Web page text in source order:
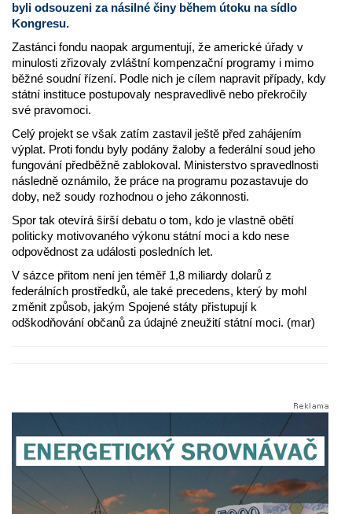
byli odsouzeni za násilné činy během útoku na sídlo
Kongresu.
Zastánci fondu naopak argumentují, že americké úřady v
minulosti zřizovaly zvláštní kompenzační programy i mimo
běžné soudní řízení. Podle nich je cílem napravit případy, kdy
státní instituce postupovaly nespravedlivě nebo překročily
své pravomoci.
Celý projekt se však zatím zastavil ještě před zahájením
výplat. Proti fondu byly podány žaloby a federální soud jeho
fungování předběžně zablokoval. Ministerstvo spravedlnosti
následně oznámilo, že práce na programu pozastavuje do
doby, než soudy rozhodnou o jeho zákonnosti.
Spor tak otevírá širší debatu o tom, kdo je vlastně obětí
politicky motivovaného výkonu státní moci a kdo nese
odpovědnost za události posledních let.
V sázce přitom není jen téměř 1,8 miliardy dolarů z
federálních prostředků, ale také precedens, který by mohl
změnit způsob, jakým Spojené státy přistupují k
odškodňování občanů za údajné zneužití státní moci. (mar)